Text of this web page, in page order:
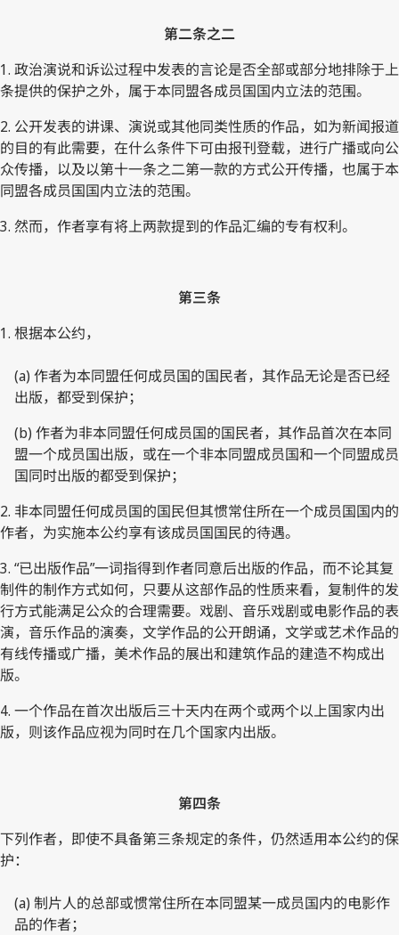
第二条之二
1. 政治演说和诉讼过程中发表的言论是否全部或部分地排除于上
条提供的保护之外，属于本同盟各成员国国内立法的范围。
2. 公开发表的讲课、演说或其他同类性质的作品，如为新闻报道
的目的有此需要，在什么条件下可由报刊登载，进行广播或向公
众传播，以及以第十一条之二第一款的方式公开传播，也属于本
同盟各成员国国内立法的范围。
3. 然而，作者享有将上两款提到的作品汇编的专有权利。
第三条
1. 根据本公约，
(a) 作者为本同盟任何成员国的国民者，其作品无论是否已经
出版，都受到保护；
(b) 作者为非本同盟任何成员国的国民者，其作品首次在本同
盟一个成员国出版，或在一个非本同盟成员国和一个同盟成员
国同时出版的都受到保护；
2. 非本同盟任何成员国的国民但其惯常住所在一个成员国国内的
作者，为实施本公约享有该成员国国民的待遇。
3. “已出版作品”一词指得到作者同意后出版的作品，而不论其复
制件的制作方式如何，只要从这部作品的性质来看，复制件的发
行方式能满足公众的合理需要。戏剧、音乐戏剧或电影作品的表
演，音乐作品的演奏，文学作品的公开朗诵，文学或艺术作品的
有线传播或广播，美术作品的展出和建筑作品的建造不构成出
版。
4. 一个作品在首次出版后三十天内在两个或两个以上国家内出
版，则该作品应视为同时在几个国家内出版。
第四条
下列作者，即使不具备第三条规定的条件，仍然适用本公约的保
护：
(a) 制片人的总部或惯常住所在本同盟某一成员国内的电影作
品的作者；